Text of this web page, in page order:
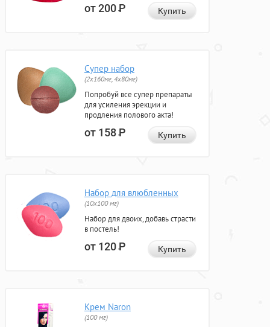
от 200Р Купить
Супер набор
(2х160мг, 4х80мг)
Попробуй все супер препараты
для усиления эрекции и
продления полового акта!
от 158Р Купить
Набор для влюбленных
(10х100 мг)
Набор для двоих, добавь страсти
в постель!
от 120Р Купить
Крем Naron
(100 мг)